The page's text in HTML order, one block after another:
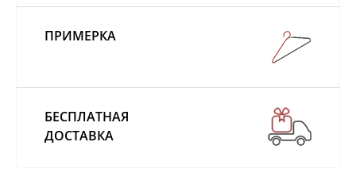
ПРИМЕРКА
БЕСПЛАТНАЯ
ДОСТАВКА